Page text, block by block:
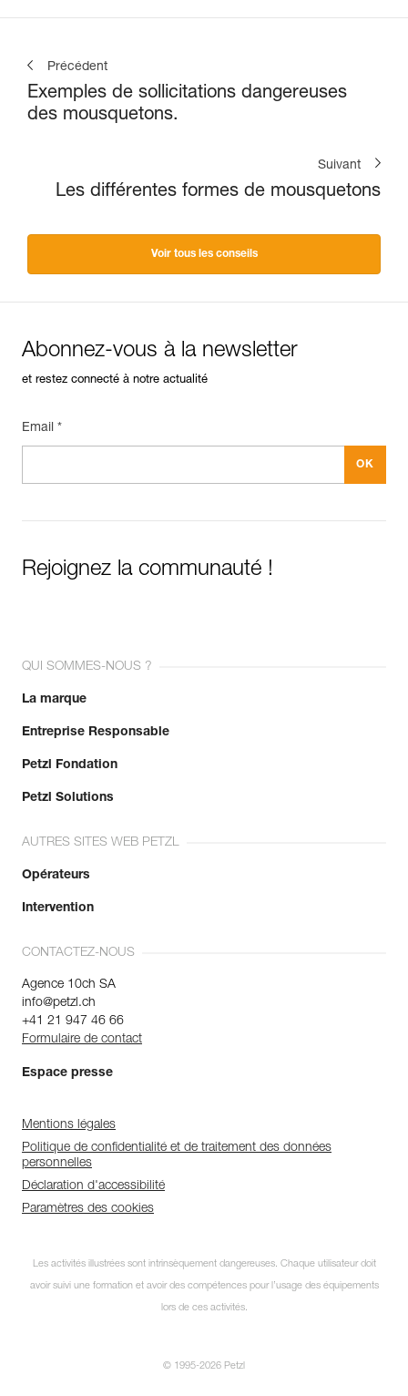
Précédent
Exemples de sollicitations dangereuses
des mousquetons.
Suivant
Les différentes formes de mousquetons
Voir tous les conseils
Abonnez-vous à la newsletter
et restez connecté à notre actualité
Email *
Rejoignez la communauté !
QUI SOMMES-NOUS ?
La marque
Entreprise Responsable
Petzl Fondation
Petzl Solutions
AUTRES SITES WEB PETZL
Opérateurs
Intervention
CONTACTEZ-NOUS
Agence 10ch SA
info@petzl.ch
+41 21 947 46 66
Formulaire de contact
Espace presse
Mentions légales
Politique de confidentialité et de traitement des données
personnelles
Déclaration d'accessibilité
Paramètres des cookies
Les activités illustrées sont intrinsèquement dangereuses. Chaque utilisateur doit
avoir suivi une formation et avoir des compétences pour l’usage des équipements
lors de ces activités.
© 1995-2026 Petzl